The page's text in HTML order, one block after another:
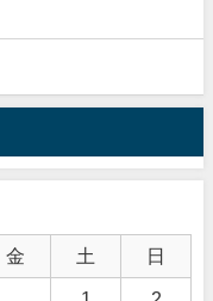
金 土 日